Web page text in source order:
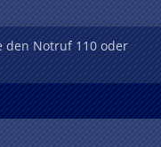
den Notruf 110 oder